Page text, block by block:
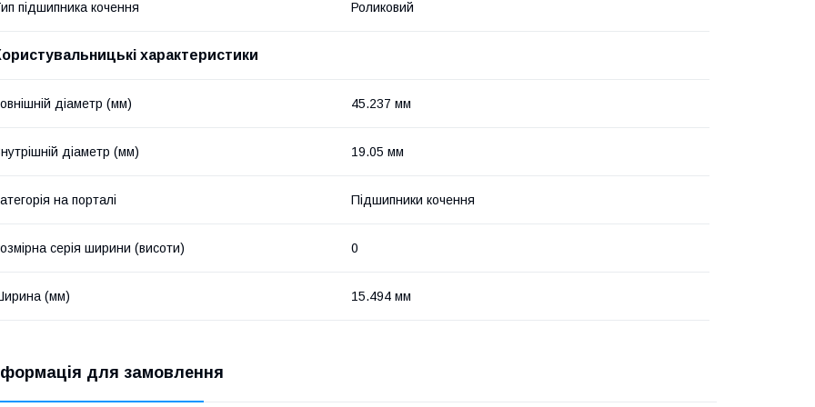
підшипника кочення Роликовий
характеристики
діаметр (мм) 45.237 мм
діаметр (мм) 19.05 мм
на порталі Підшипники кочення
серія ширини (висоти) 0
(мм) 15.494 мм
для замовлення